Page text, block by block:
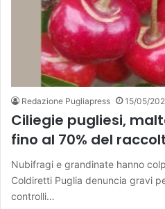
Redazione Pugliapress 15/05/
Ciliegie pugliesi,
fino al 70% del
Nubifragi e grandinate hanno
Coldiretti Puglia denuncia gravi
controlli…